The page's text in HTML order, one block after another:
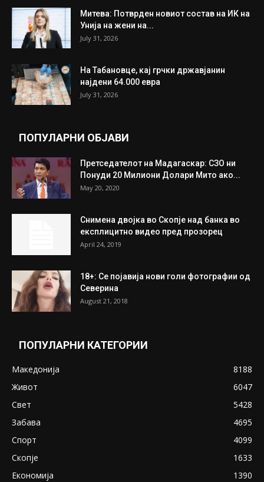
Митева: Потврден новиот состав на ИК на
Унија на жени на...
July 31, 2026
На Табановце, кај грчки државјанин
најдени 64.000 евра
July 31, 2026
ПОПУЛАРНИ ОБЈАВИ
Претседателот на Мадагаскар: СЗО ни
Понуди 20 Милиони Долари Мито ако...
May 20, 2020
Снимена двојка во Скопје над банка во
експлицитно видео пред прозорец
April 24, 2019
18+: Се појавија нови голи фотографии од
Северина
August 21, 2018
ПОПУЛАРНИ КАТЕГОРИИ
Македонија
8188
Живот
6047
Свет
5428
Забава
4695
Спорт
4099
Скопје
1633
Економија
1390